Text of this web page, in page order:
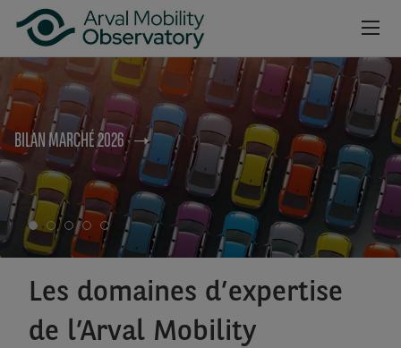
Aller au contenu principal
BILAN MARCHÉ 2026
Les domaines d’expertise
de l’Arval Mobility
NEWSROOM
CAHIERS
BAROMÈTRES
VIDÉOS